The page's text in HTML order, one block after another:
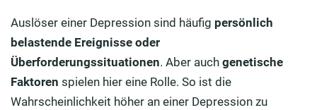
Auslöser einer Depression sind häufig persönlich
belastende Ereignisse oder
Überforderungssituationen. Aber auch genetische
Faktoren spielen hier eine Rolle. So ist die
Wahrscheinlichkeit höher an einer Depression zu